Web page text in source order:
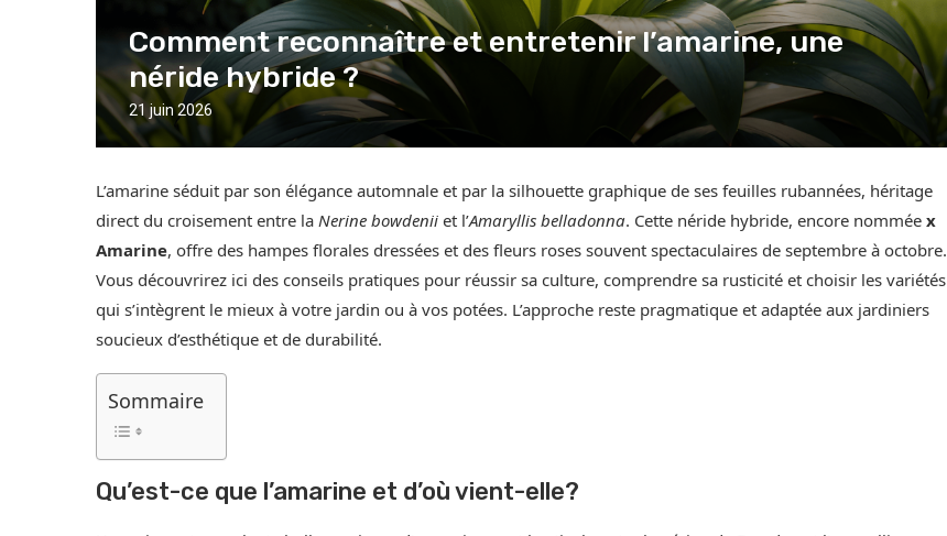
Comment reconnaître et entretenir l’amarine, une
néride hybride ?
21 juin 2026
L’amarine séduit par son élégance automnale et par la silhouette graphique de ses feuilles rubannées, héritage
direct du croisement entre la Nerine bowdenii et l’Amaryllis belladonna. Cette néride hybride, encore nommée x
Amarine, offre des hampes florales dressées et des fleurs roses souvent spectaculaires de septembre à octobre.
Vous découvrirez ici des conseils pratiques pour réussir sa culture, comprendre sa rusticité et choisir les variétés
qui s’intègrent le mieux à votre jardin ou à vos potées. L’approche reste pragmatique et adaptée aux jardiniers
soucieux d’esthétique et de durabilité.
Sommaire
Qu’est-ce que l’amarine et d’où vient-elle?